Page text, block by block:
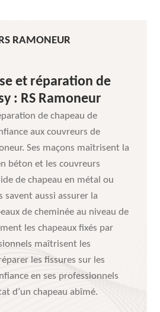
RAMONEUR
et réparation de
: RS Ramoneur
de chapeau de
aux couvreurs de
Ses maçons maîtrisent la
béton et les couvreurs
de chapeau en métal ou
savent aussi assurer la
de cheminée au niveau de
les chapeaux fixés par
maîtrisent les
les fissures sur les
en ses professionnels
d’un chapeau abîmé.